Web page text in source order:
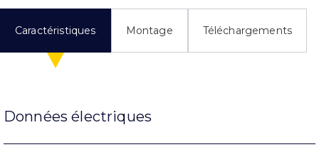
Caractéristiques Montage Téléchargements
Données électriques